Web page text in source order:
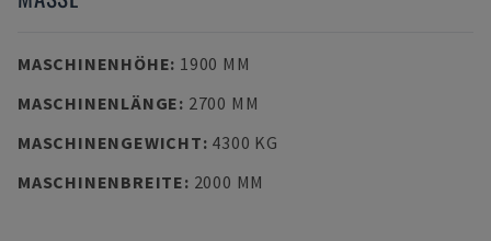
MASCHINENHÖHE: 1900 MM
MASCHINENLÄNGE: 2700 MM
MASCHINENGEWICHT: 4300 KG
MASCHINENBREITE: 2000 MM